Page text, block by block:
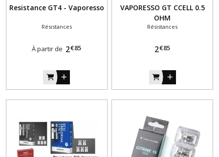
Resistance GT4 - Vaporesso
Résistances
À partir de 2€85
VAPORESSO GT CCELL 0.5
OHM
Résistances
2€85